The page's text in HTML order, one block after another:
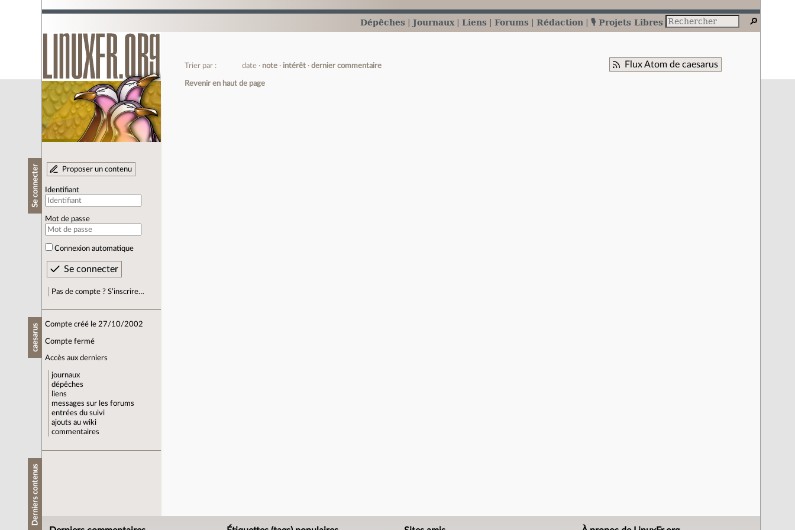
Dépêches Journaux Liens Forums Rédaction 🎙️ Projets Libres
Se connecter Proposer un contenu
Identifiant
Mot de passe
Connexion automatique
Pas de compte ? S’inscrire…
caesarus Compte créé le 27/10/2002
Compte fermé
Accès aux derniers
journaux
dépêches
liens
messages sur les forums
entrées du suivi
ajouts au wiki
commentaires
Derniers contenus
Flux Atom de caesarus
Trier par : date note intérêt dernier commentaire
Revenir en haut de page